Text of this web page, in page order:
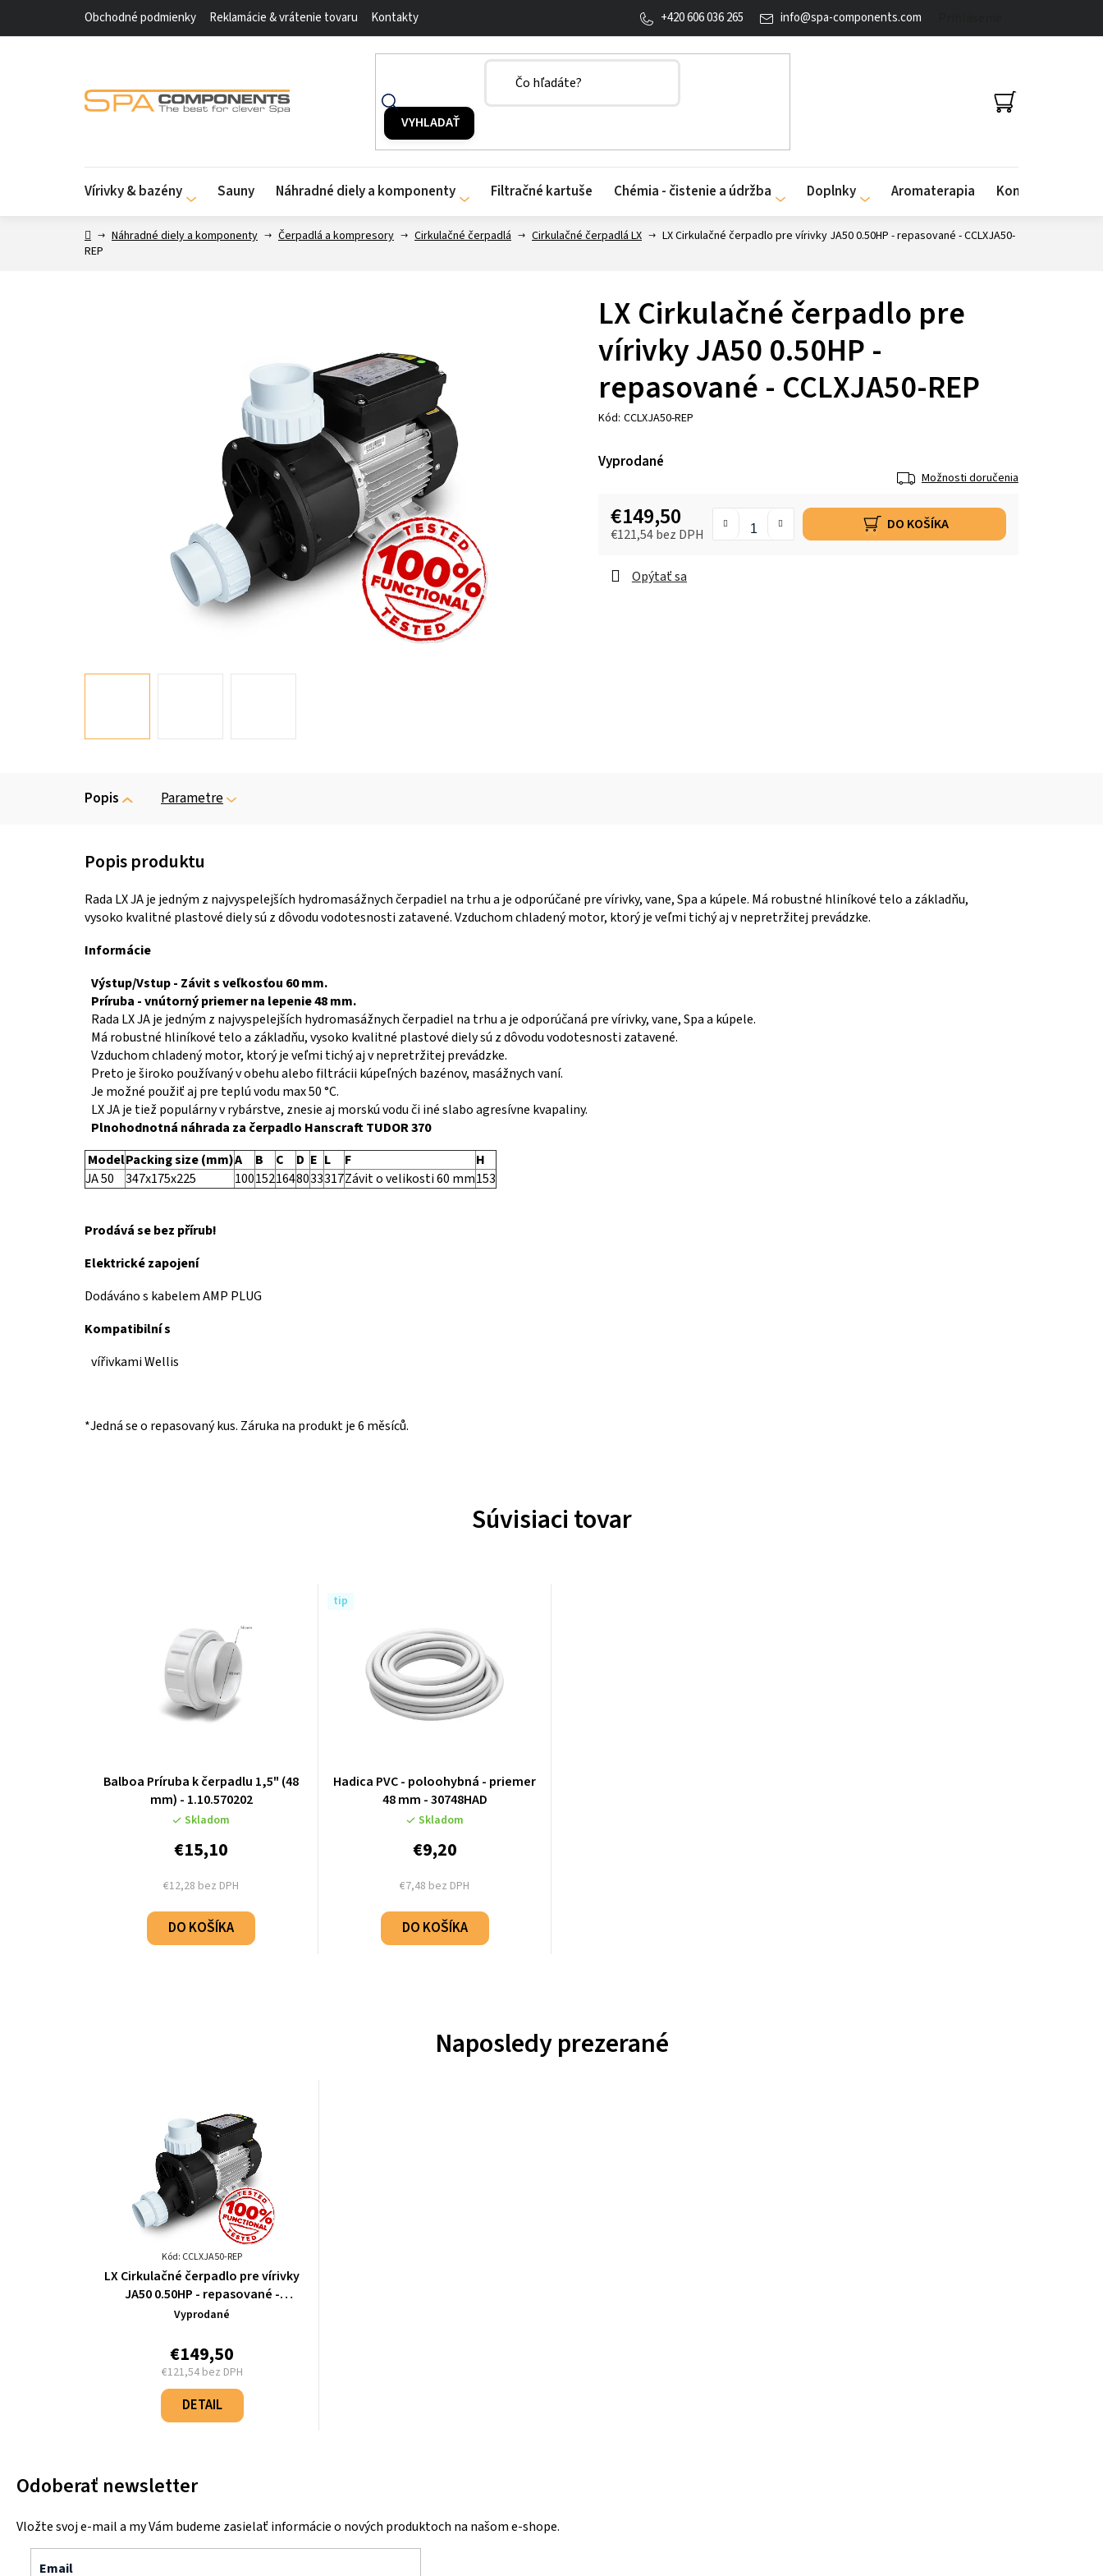
Obchodné podmienky Reklamácie & vrátenie tovaru Kontakty info@spa-components.com
+420 606 036 265
NÁKUPNÝ
KOŠÍK
Vírivky & bazény Sauny Náhradné diely a komponenty Filtračné kartuše Chémia - čistenie a údržba Doplnky Aromaterapia Kontakty
DomovNáhradné diely a komponenty Čerpadlá a kompresory Cirkulačné čerpadlá Cirkulačné čerpadlá LX
LX Cirkulačné čerpadlo pre vírivky JA50 0.50HP - repasované - CCLXJA50-
REP
LX Cirkulačné čerpadlo pre
vírivky JA50 0.50HP -
repasované - CCLXJA50-REP
Kód: CCLXJA50-REP
Vyprodané
Možnosti doručenia
€149,50
€121,54 bez DPH
DO KOŠÍKA
Opýtať sa
Popis Parametre
Rada LX JA je jedným z najvyspelejších hydromasážnych čerpadiel na trhu a je odporúčané pre vírivky, vane, Spa a kúpele. Má robustné hliníkové telo a základňu,
vysoko kvalitné plastové diely sú z dôvodu vodotesnosti zatavené. Vzduchom chladený motor, ktorý je veľmi tichý aj v nepretržitej prevádzke.
Informácie
Výstup/Vstup - Závit s veľkosťou 60 mm.
Príruba - vnútorný priemer na lepenie 48 mm.
Rada LX JA je jedným z najvyspelejších hydromasážnych čerpadiel na trhu a je odporúčaná pre vírivky, vane, Spa a kúpele.
Má robustné hliníkové telo a základňu, vysoko kvalitné plastové diely sú z dôvodu vodotesnosti zatavené.
Vzduchom chladený motor, ktorý je veľmi tichý aj v nepretržitej prevádzke.
Preto je široko používaný v obehu alebo filtrácii kúpeľných bazénov, masážnych vaní.
Je možné použiť aj pre teplú vodu max 50 °C.
LX JA je tiež populárny v rybárstve, znesie aj morskú vodu či iné slabo agresívne kvapaliny.
Plnohodnotná náhrada za čerpadlo Hanscraft TUDOR 370
ModelPacking size (mm)A B C D E L F
H
JA 50
347x175x225 1001521648033317Závit o velikosti 60 mm153
Prodává se bez přírub!
Elektrické zapojení
Dodáváno s kabelem AMP PLUG
Kompatibilní s
vířivkami Wellis
*Jedná se o repasovaný kus. Záruka na produkt je 6 měsíců.
Súvisiaci tovar
Balboa Príruba k čerpadlu 1,5" (48
mm) - 1.10.570202
Skladom
€12,28 bez DPH
€15,10
DO KOŠÍKA
tip
Hadica PVC - poloohybná - priemer
48 mm - 30748HAD
Skladom
€7,48 bez DPH
€9,20
DO KOŠÍKA
Naposledy prezerané
Kód: CCLXJA50-REP
LX Cirkulačné čerpadlo pre vírivky
JA50 0.50HP - repasované -
CCLXJA50-REP
Vyprodané
€149,50
€121,54 bez DPH
Jednotková
cena:
DETAIL
Odoberať newsletter
Vložte svoj e-mail a my Vám budeme zasielať informácie o nových produktoch na našom e-shope.
Email